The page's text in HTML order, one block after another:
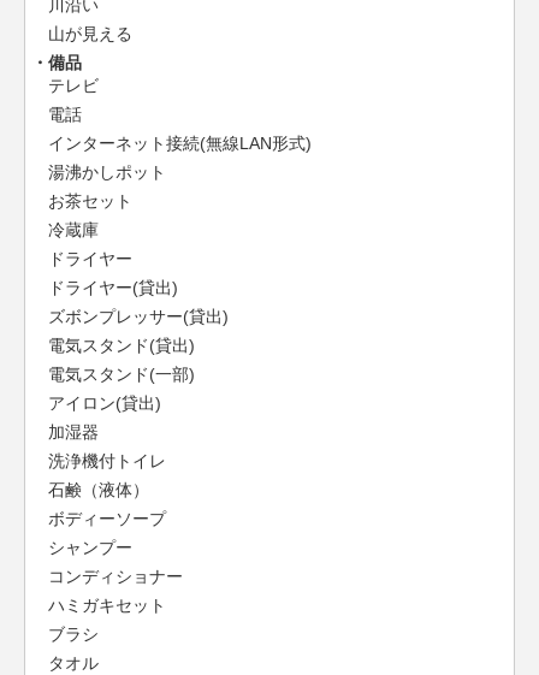
川沿い
山が見える
備品
テレビ
電話
インターネット接続(無線LAN形式)
湯沸かしポット
お茶セット
冷蔵庫
ドライヤー
ドライヤー(貸出)
ズボンプレッサー(貸出)
電気スタンド(貸出)
電気スタンド(一部)
アイロン(貸出)
加湿器
洗浄機付トイレ
石鹸（液体）
ボディーソープ
シャンプー
コンディショナー
ハミガキセット
ブラシ
タオル